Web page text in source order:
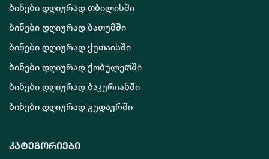
ბინები დღიურად თბილისში
ბინები დღიურად ბათუმში
ბინები დღიურად ქუთაისში
ბინები დღიურად ქობულეთში
ბინები დღიურად ბაკურიანში
ბინები დღიურად გუდაურში
კატეგორიები